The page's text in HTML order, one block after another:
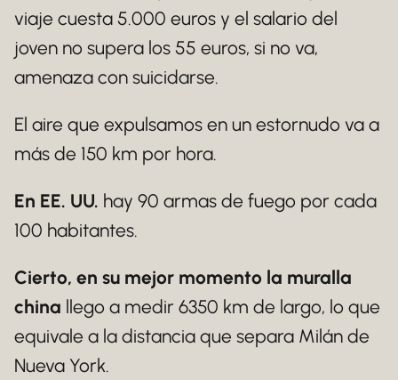
viaje cuesta 5.000 euros y el salario del
joven no supera los 55 euros, si no va,
amenaza con suicidarse.
El aire que expulsamos en un estornudo va a
más de 150 km por hora.
En EE. UU. hay 90 armas de fuego por cada
100 habitantes.
Cierto, en su mejor momento la muralla
china llego a medir 6350 km de largo, lo que
equivale a la distancia que separa Milán de
Nueva York.